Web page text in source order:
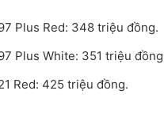
Plus Red: 348 triệu đồng.
Plus White: 351 triệu
Red: 425 triệu đồng.